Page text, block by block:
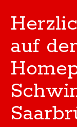
auf